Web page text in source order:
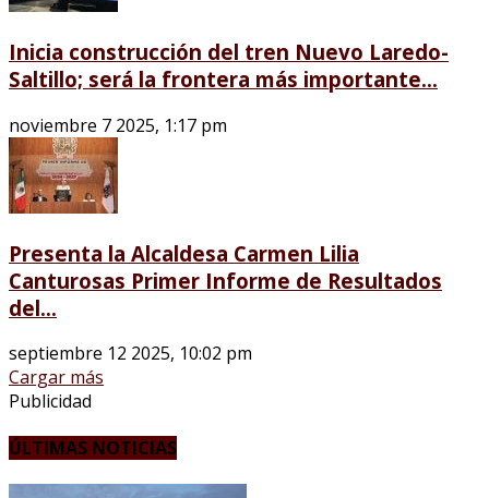
Inicia construcción del tren Nuevo Laredo-
Saltillo; será la frontera más importante...
noviembre 7 2025, 1:17 pm
Presenta la Alcaldesa Carmen Lilia
Canturosas Primer Informe de Resultados
del...
septiembre 12 2025, 10:02 pm
Cargar más
Publicidad
ÚLTIMAS NOTICIAS